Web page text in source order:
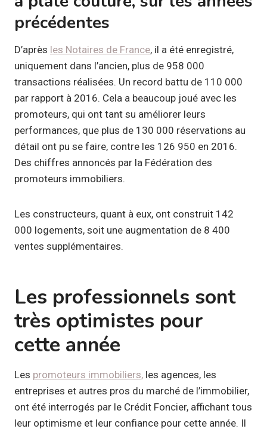
précédentes
D’après les Notaires de France, il a été enregistré,
uniquement dans l’ancien, plus de 958 000
transactions réalisées. Un record battu de 110 000
par rapport à 2016. Cela a beaucoup joué avec les
promoteurs, qui ont tant su améliorer leurs
performances, que plus de 130 000 réservations au
détail ont pu se faire, contre les 126 950 en 2016.
Des chiffres annoncés par la Fédération des
promoteurs immobiliers.
Les constructeurs, quant à eux, ont construit 142
000 logements, soit une augmentation de 8 400
ventes supplémentaires.
Les professionnels sont
très optimistes pour
cette année
Les promoteurs immobiliers, les agences, les
entreprises et autres pros du marché de l’immobilier,
ont été interrogés par le Crédit Foncier, affichant tous
leur optimisme et leur confiance pour cette année. Il